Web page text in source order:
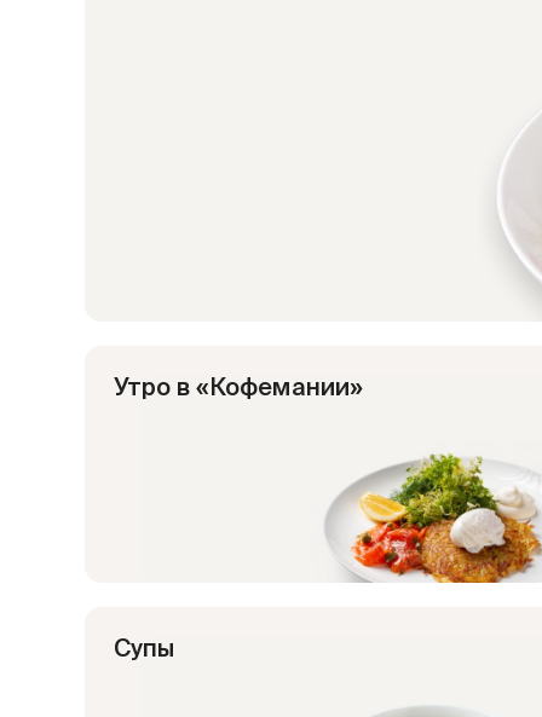
Утро в «Кофемании»
Супы